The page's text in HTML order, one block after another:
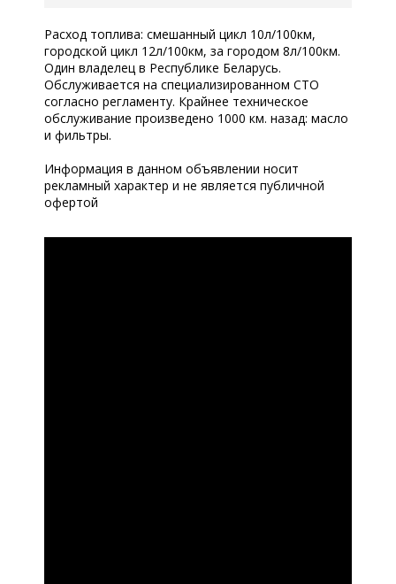
Расход топлива: смешанный цикл 10л/100км,
городской цикл 12л/100км, за городом 8л/100км.
Один владелец в Республике Беларусь.
Обслуживается на специализированном СТО
согласно регламенту. Крайнее техническое
обслуживание произведено 1000 км. назад: масло
и фильтры.
Информация в данном объявлении носит
рекламный характер и не является публичной
офертой